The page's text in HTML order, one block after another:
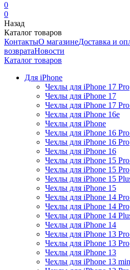
0
0
Назад
Каталог товаров
КонтактыО магазинеДоставка и
возвратаНовости
Каталог товаров
Для iPhone
Чехлы для iPhone 17 Pro
Чехлы для iPhone 17
Чехлы для iPhone 17
Чехлы для iPhone 16e
Чехлы для iPhone
Чехлы для iPhone 16
Чехлы для iPhone 16 Pro
Чехлы для iPhone 16
Чехлы для iPhone 15
Чехлы для iPhone 15 Pro
Чехлы для iPhone 15
Чехлы для iPhone 15
Чехлы для iPhone 14
Чехлы для iPhone 14 Pro
Чехлы для iPhone 14
Чехлы для iPhone 14
Чехлы для iPhone 13
Чехлы для iPhone 13 Pro
Чехлы для iPhone 13
Чехлы для iPhone 13